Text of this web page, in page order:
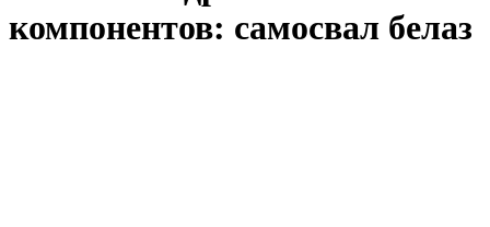
компонентов: самосвал белаз